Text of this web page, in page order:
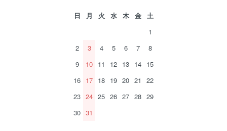
日 月 火 水 木 金
土
1
2
3 4 5 6 7
8
9
10 11 12 13 14 15
16 17 18 19 20 21
22
23 24 25 26 27 28 29
30 31